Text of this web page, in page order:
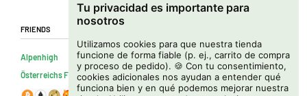
Tu privacidad es importante para
nosotros
Utilizamos cookies para que nuestra tienda
funcione de forma fiable (p. ej., carrito de compra
y proceso de pedido). 🍪 Con tu consentimiento,
cookies adicionales nos ayudan a entender qué
funciona bien y en qué podemos mejorar nuestra
Friends
Alpenhigh
Österreichs Firmenverzeichnis